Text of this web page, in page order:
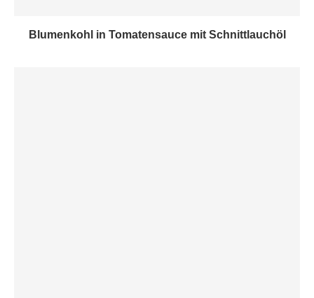
Blumenkohl in Tomatensauce mit Schnittlauchöl